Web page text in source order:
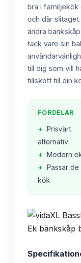
bra i
och där
andra
tack vare sin
till dig som vill
tillskott till din
FÖRDELAR
+ Prisvärt
alternativ
+ Modern
+ Passar de
kök